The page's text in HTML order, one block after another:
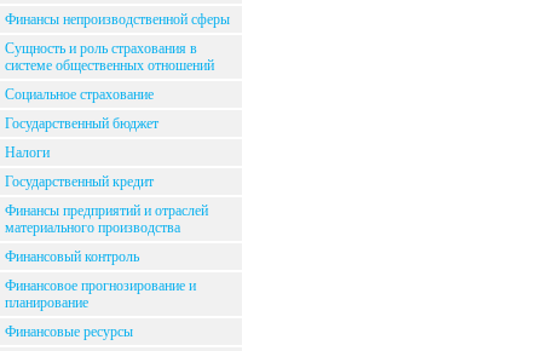
Финансы непроизводственной сферы
Сущность и роль страхования в
системе общественных отношений
Социальное страхование
Государственный бюджет
Налоги
Государственный кредит
Финансы предприятий и отраслей
материального производства
Финансовый контроль
Финансовое прогнозирование и
планирование
Финансовые ресурсы